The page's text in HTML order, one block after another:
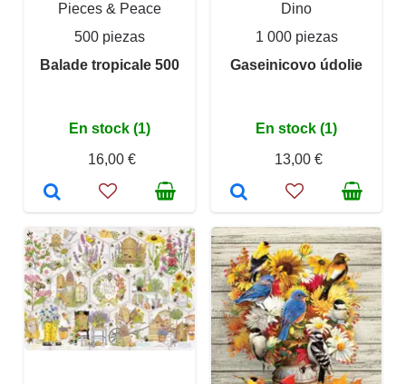
Pieces & Peace
500 piezas
Balade tropicale 500
En stock (1)
16,00 €
Dino
1 000 piezas
Gaseinicovo údolie
En stock (1)
13,00 €